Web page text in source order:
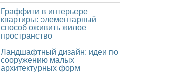
Граффити в интерьере
квартиры: элементарный
способ оживить жилое
пространство
Ландшафтный дизайн: идеи по
сооружению малых
архитектурных форм